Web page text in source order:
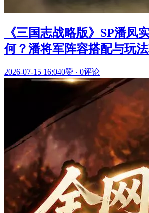
《三国志战略版》SP潘凤
何？潘将军阵容搭配与玩
2026-07-15 16:040赞 · 0评论